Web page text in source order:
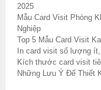
2025
Mẫu Card Visit Phòng
Nghiệp
Top 5 Mẫu Card Visit
In card visit số lượng
Kích thước card visit
Những Lưu Ý Để Thiết